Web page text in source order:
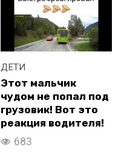
ДЕТИ
Этот мальчик
чудом не попал под
грузовик! Вот это
реакция водителя!
683